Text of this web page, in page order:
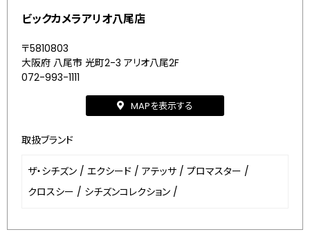
ビックカメラアリオ八尾店
〒5810803
大阪府 八尾市 光町2-3 アリオ八尾2F
072-993-1111
MAPを表示する
取扱ブランド
ザ・シチズン / エクシード / アテッサ / プロマスター /
クロスシー / シチズンコレクション /